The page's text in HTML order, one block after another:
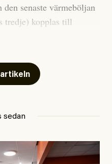
senaste värmeböljan
tredje) kopplas till
det som en
fullständigt orimligt.
när han
temperaturerna för
°C varmare än någon
artikeln
sedan